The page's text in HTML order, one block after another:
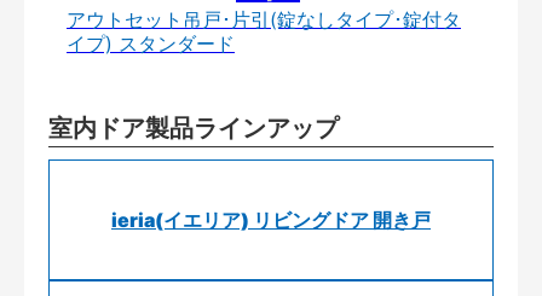
アウトセット吊戸･片引(錠なしタイプ･錠付タ
イプ) スタンダード
室内ドア製品ラインアップ
ieria(イエリア) リビングドア 開き戸